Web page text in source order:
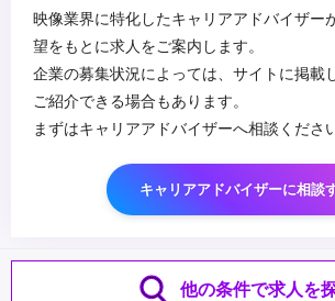
映像業界に特化したキャリアアドバイザー
望をもとに求人をご案内します。
企業の募集状況によっては、サイトに掲載
ご紹介できる場合もあります。
まずはキャリアアドバイザーへ相談ください
キャリアアドバイザーに相談
他の条件で求人を